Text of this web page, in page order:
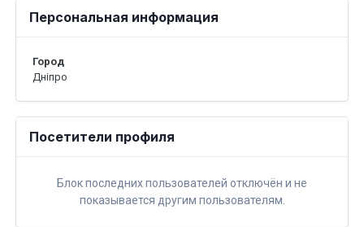
Персональная информация
Город
Дніпро
Посетители профиля
Блок последних пользователей отключён и не
показывается другим пользователям.